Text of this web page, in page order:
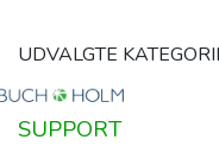
UDVALGTE
SUPPORT